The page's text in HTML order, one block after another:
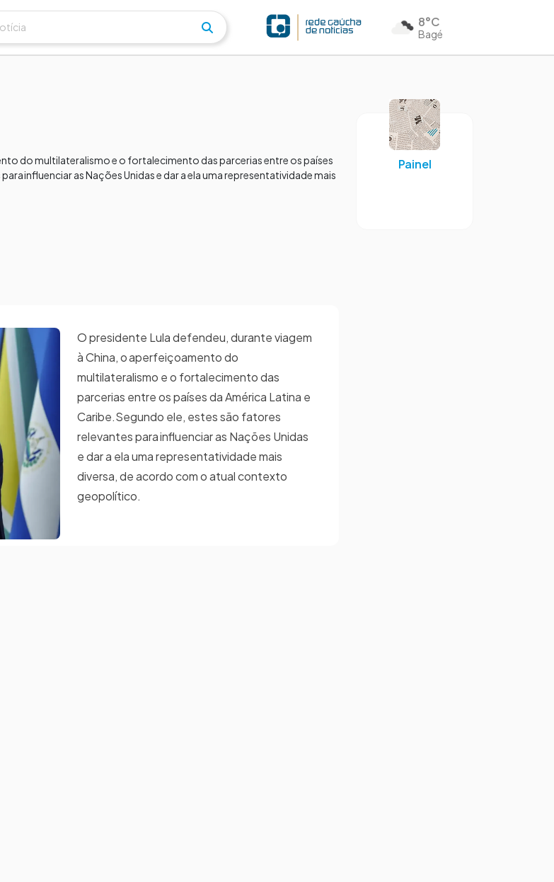
8°C
Bagé
do multilateralismo e o fortalecimento das parcerias entre os países
influenciar as Nações Unidas e dar a ela uma representatividade mais
O presidente Lula defendeu, durante viagem
à China, o aperfeiçoamento do
multilateralismo e o fortalecimento das
parcerias entre os países da América Latina e
Caribe.​​Segundo ele, estes são fatores
relevantes para influenciar as Nações Unidas
e dar a ela uma representatividade mais
diversa, de acordo com o atual contexto
geopolítico.
Painel